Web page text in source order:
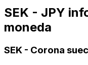
SEK - JPY
moneda
SEK - Corona